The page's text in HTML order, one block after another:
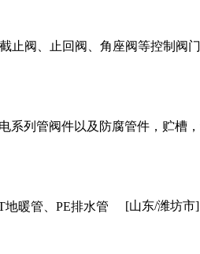
阀、止回阀、角座阀等控制阀
系列管阀件以及防腐管件，贮槽
地暖管、PE排水管
[山东/潍坊市]